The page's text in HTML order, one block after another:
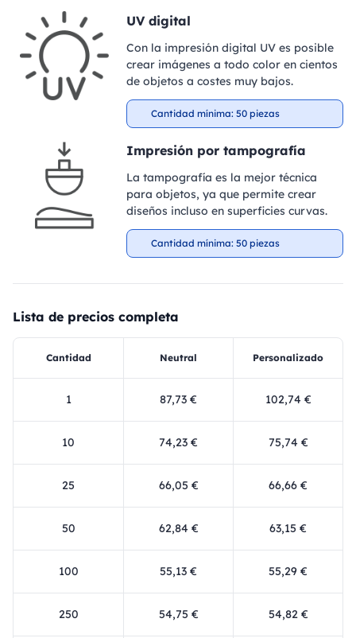
UV digital
Con la impresión digital UV es posible
crear imágenes a todo color en cientos
de objetos a costes muy bajos.
Cantidad mínima: 50 piezas
Impresión por tampografía
La tampografía es la mejor técnica
para objetos, ya que permite crear
diseños incluso en superficies curvas.
Cantidad mínima: 50 piezas
Lista de precios completa
Cantidad Neutral Personalizado
1 87,73 € 102,74 €
10 74,23 € 75,74 €
25 66,05 € 66,66 €
50 62,84 € 63,15 €
100 55,13 € 55,29 €
250 54,75 € 54,82 €